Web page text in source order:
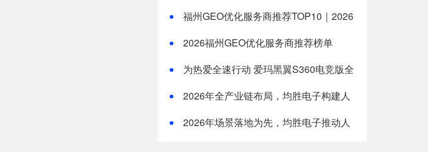
择
福州GEO优化服务商推荐TOP10｜2026
2026福州GEO优化服务商推荐榜单
为热爱全速行动 爱玛黑翼S360电竞版全
2026年全产业链布局，均胜电子构建人
2026年场景落地为先，均胜电子推动人